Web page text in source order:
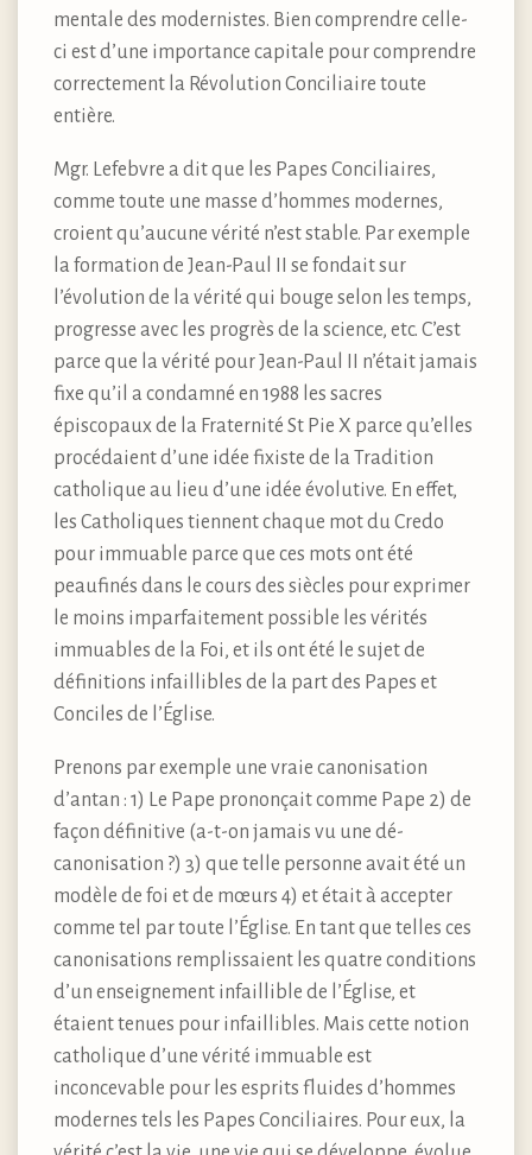
mentale des modernistes. Bien comprendre celle-
ci est d’une importance capitale pour comprendre
correctement la Révolution Conciliaire toute
entière.
Mgr. Lefebvre a dit que les Papes Conciliaires,
comme toute une masse d’hommes modernes,
croient qu’aucune vérité n’est stable. Par exemple
la formation de Jean-Paul II se fondait sur
l’évolution de la vérité qui bouge selon les temps,
progresse avec les progrès de la science, etc. C’est
parce que la vérité pour Jean-Paul II n’était jamais
fixe qu’il a condamné en 1988 les sacres
épiscopaux de la Fraternité St Pie X parce qu’elles
procédaient d’une idée fixiste de la Tradition
catholique au lieu d’une idée évolutive. En effet,
les Catholiques tiennent chaque mot du Credo
pour immuable parce que ces mots ont été
peaufinés dans le cours des siècles pour exprimer
le moins imparfaitement possible les vérités
immuables de la Foi, et ils ont été le sujet de
définitions infaillibles de la part des Papes et
Conciles de l’Église.
Prenons par exemple une vraie canonisation
d’antan : 1) Le Pape prononçait comme Pape 2) de
façon définitive (a-t-on jamais vu une dé-
canonisation ?) 3) que telle personne avait été un
modèle de foi et de mœurs 4) et était à accepter
comme tel par toute l’Église. En tant que telles ces
canonisations remplissaient les quatre conditions
d’un enseignement infaillible de l’Église, et
étaient tenues pour infaillibles. Mais cette notion
catholique d’une vérité immuable est
inconcevable pour les esprits fluides d’hommes
modernes tels les Papes Conciliaires. Pour eux, la